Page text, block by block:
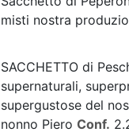
misti nostra
SACCHETTO di
supernaturali,
supergustose del
nonno Piero Conf.